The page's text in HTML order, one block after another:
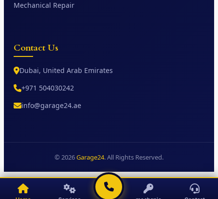
Mechanical Repair
Contact Us
Dubai, United Arab Emirates
+971 504030242
info@garage24.ae
© 2026Garage24. All Rights Reserved.